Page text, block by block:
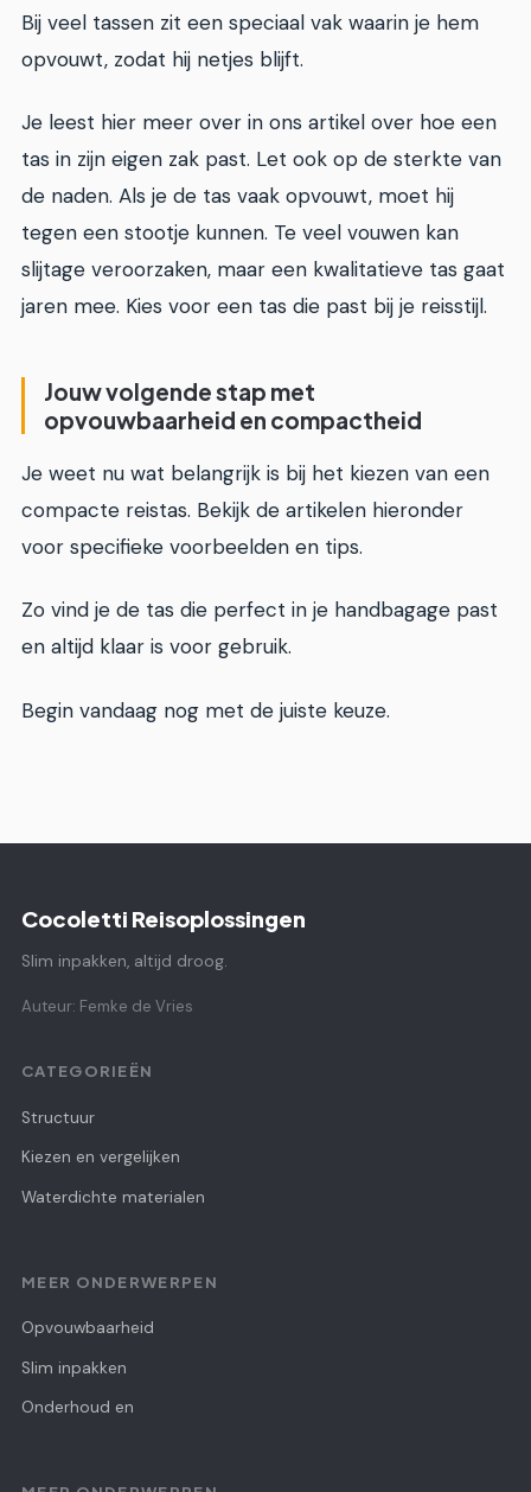
Bij veel tassen zit een speciaal vak waarin je hem
opvouwt, zodat hij netjes blijft.
Je leest hier meer over in ons artikel over hoe een
tas in zijn eigen zak past. Let ook op de sterkte van
de naden. Als je de tas vaak opvouwt, moet hij
tegen een stootje kunnen. Te veel vouwen kan
slijtage veroorzaken, maar een kwalitatieve tas gaat
jaren mee. Kies voor een tas die past bij je reisstijl.
Jouw volgende stap met
opvouwbaarheid en compactheid
Je weet nu wat belangrijk is bij het kiezen van een
compacte reistas. Bekijk de artikelen hieronder
voor specifieke voorbeelden en tips.
Zo vind je de tas die perfect in je handbagage past
en altijd klaar is voor gebruik.
Begin vandaag nog met de juiste keuze.
Cocoletti Reisoplossingen
Slim inpakken, altijd droog.
Auteur: Femke de Vries
CATEGORIEËN
Structuur
Kiezen en vergelijken
Waterdichte materialen
MEER ONDERWERPEN
Opvouwbaarheid
Slim inpakken
Onderhoud en